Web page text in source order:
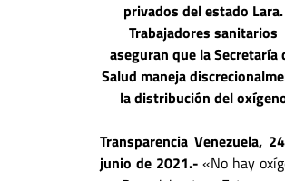
privados del estado Lara.
Trabajadores sanitarios
aseguran que la Secretaría
Salud maneja
la distribución del
Transparencia Venezuela,
junio de 2021.-«No hay